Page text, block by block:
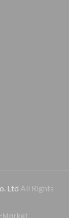
Ltd All Rights